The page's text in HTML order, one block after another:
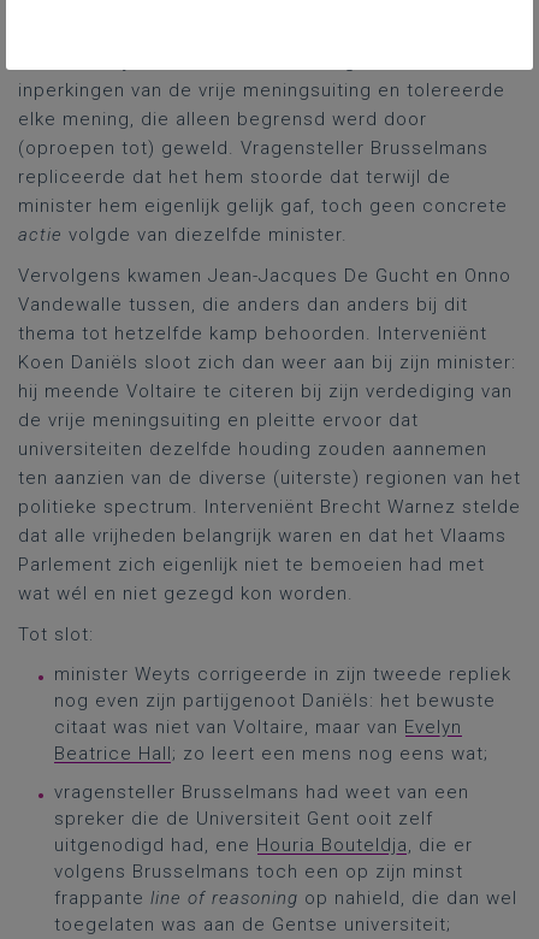
inperkingen van de vrije meningsuiting en tolereerde
elke mening, die alleen begrensd werd door
(oproepen tot) geweld. Vragensteller Brusselmans
repliceerde dat het hem stoorde dat terwijl de
minister hem eigenlijk gelijk gaf, toch geen concrete
actie volgde van diezelfde minister.
Vervolgens kwamen Jean-Jacques De Gucht en Onno
Vandewalle tussen, die anders dan anders bij dit
thema tot hetzelfde kamp behoorden. Interveniënt
Koen Daniëls sloot zich dan weer aan bij zijn minister:
hij meende Voltaire te citeren bij zijn verdediging van
de vrije meningsuiting en pleitte ervoor dat
universiteiten dezelfde houding zouden aannemen
ten aanzien van de diverse (uiterste) regionen van het
politieke spectrum. Interveniënt Brecht Warnez stelde
dat alle vrijheden belangrijk waren en dat het Vlaams
Parlement zich eigenlijk niet te bemoeien had met
wat wél en niet gezegd kon worden.
Tot slot:
minister Weyts corrigeerde in zijn tweede repliek
nog even zijn partijgenoot Daniëls: het bewuste
citaat was niet van Voltaire, maar van Evelyn
Beatrice Hall; zo leert een mens nog eens wat;
vragensteller Brusselmans had weet van een
spreker die de Universiteit Gent ooit zelf
uitgenodigd had, ene Houria Bouteldja, die er
volgens Brusselmans toch een op zijn minst
frappante line of reasoning op nahield, die dan wel
toegelaten was aan de Gentse universiteit;